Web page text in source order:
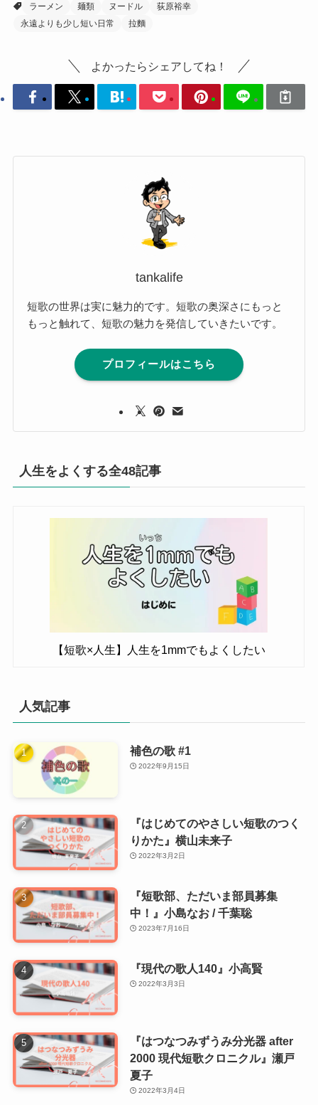
ラーメン
麺類 ヌードル
荻原裕幸
永遠よりも少し短い日常
拉麵
よかったらシェアしてね！
tankalife
短歌の世界は実に魅力的です。短歌の奥深さにもっと
もっと触れて、短歌の魅力を発信していきたいです。
プロフィールはこちら
人生をよくする全48記事
【短歌×人生】人生を1mmでもよくしたい
人気記事
補色の歌 #1
2022年9月15日
『はじめてのやさしい短歌のつく
りかた』横山未来子
2022年3月2日
『短歌部、ただいま部員募集
中！』小島なお / 千葉聡
2023年7月16日
『現代の歌人140』小高賢
2022年3月3日
『はつなつみずうみ分光器 after
2000 現代短歌クロニクル』瀬戸
夏子
2022年3月4日